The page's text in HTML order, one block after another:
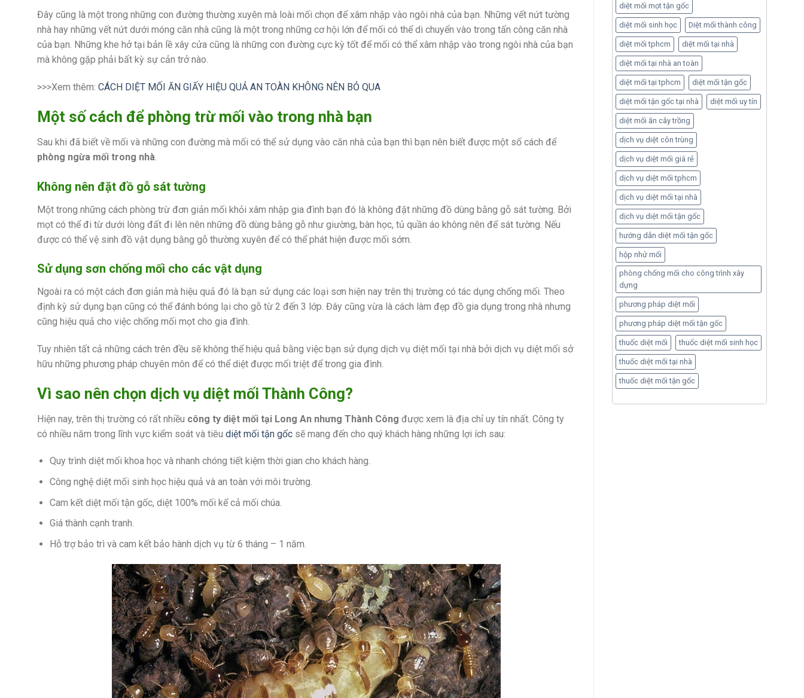
Đây cũng là một trong những con đường thường xuyên mà loài mối chọn để xâm nhập vào ngôi nhà của bạn. Những vết nứt tường
nhà hay những vết nứt dưới móng căn nhà cũng là một trong những cơ hội lớn để mối có thể di chuyển vào trong tấn công căn nhà
của bạn. Những khe hở tại bản lề xây cửa cũng là những con đường cực kỳ tốt để mối có thể xâm nhập vào trong ngôi nhà của bạn
mà không gặp phải bất kỳ sự cản trở nào.
>>>Xem thêm: CÁCH DIỆT MỐI ĂN GIẤY HIỆU QUẢ AN TOÀN KHÔNG NÊN BỎ QUA
Một số cách để phòng trừ mối vào trong nhà bạn
Sau khi đã biết về mối và những con đường mà mối có thể sử dụng vào căn nhà của bạn thì bạn nên biết được một số cách để
phòng ngừa mối trong nhà
Không nên đặt đồ gỗ sát tường
Một trong những cách phòng trừ đơn giản mối khỏi xâm nhập gia đình bạn đó là không đặt những đồ dùng bằng gỗ sát tường. Bởi
mọt có thể đi từ dưới lòng đất đi lên nên những đồ dùng bằng gỗ như giường, bàn học, tủ quần áo không nên để sát tường. Nếu
được có thể vệ sinh đồ vật dụng bằng gỗ thường xuyên để có thể phát hiện được mối sớm.
Sử dụng sơn chống mối cho các vật dụng
Ngoài ra có một cách đơn giản mà hiệu quả đó là bạn sử dụng các loại sơn hiện nay trên thị trường có tác dụng chống mối. Theo
định kỳ sử dụng bạn cũng có thể đánh bóng lại cho gỗ từ 2 đến 3 lớp. Đây cũng vừa là cách làm đẹp đồ gia dụng trong nhà nhưng
cũng hiệu quả cho việc chống mối mọt cho gia đình.
Tuy nhiên tất cả những cách trên đều sẽ không thể hiệu quả bằng việc bạn sử dụng dịch vụ diệt mối tại nhà bởi dịch vụ diệt mối sở
hữu những phương pháp chuyên môn để có thể diệt được mối triệt để trong gia đình.
Vì sao nên chọn dịch vụ diệt mối Thành Công?
Hiện nay, trên thị trường có rất nhiều công ty diệt mối tại Long An nhưng Thành Công được xem là địa chỉ uy tín nhất. Công ty
có nhiều năm trong lĩnh vực kiểm soát và tiêu diệt mối tận gốc sẽ mang đến cho quý khách hàng những lợi ích sau:
Quy trình diệt mối khoa học và nhanh chóng tiết kiệm thời gian cho khách hàng.
Công nghệ diệt mối sinh học hiệu quả và an toàn với môi trường.
Cam kết diệt mối tận gốc, diệt 100% mối kể cả mối chúa.
Giá thành cạnh tranh.
Hỗ trợ bảo trì và cam kết bảo hành dịch vụ từ 6 tháng – 1 năm.
diệt mối mọt tận gốc
diệt mối sinh học Diệt mối thành công
diệt mối tphcm diệt mối tại nhà
diệt mối tại nhà an toàn
diệt mối tại tphcm diệt mối tận gốc
diệt mối tận gốc tại nhà diệt mối uy tín
diệt mối ăn cây trồng
dịch vụ diệt côn trùng
dịch vụ diệt mối giá rẻ
dịch vụ diệt mối tphcm
dịch vụ diệt mối tại nhà
dịch vụ diệt mối tận gốc
hướng dẫn diệt mối tận gốc
hộp nhử mối
phòng chống mối cho công trình xây
dựng
phương pháp diệt mối
phương pháp diệt mối tận gốc
thuốc diệt mối thuốc diệt mối sinh học
thuốc diệt mối tại nhà
thuốc diệt mối tận gốc